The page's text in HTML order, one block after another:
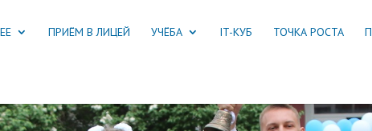
ПРИЁМ В ЛИЦЕЙ УЧЁБА IT-КУБ ТОЧКА РОСТА